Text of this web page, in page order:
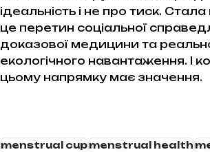
ідеальність і не про тиск.
це перетин соціальної
доказової медицини та
екологічного навантаження. І
цьому напрямку має значення.
menstrual cupmenstrual health